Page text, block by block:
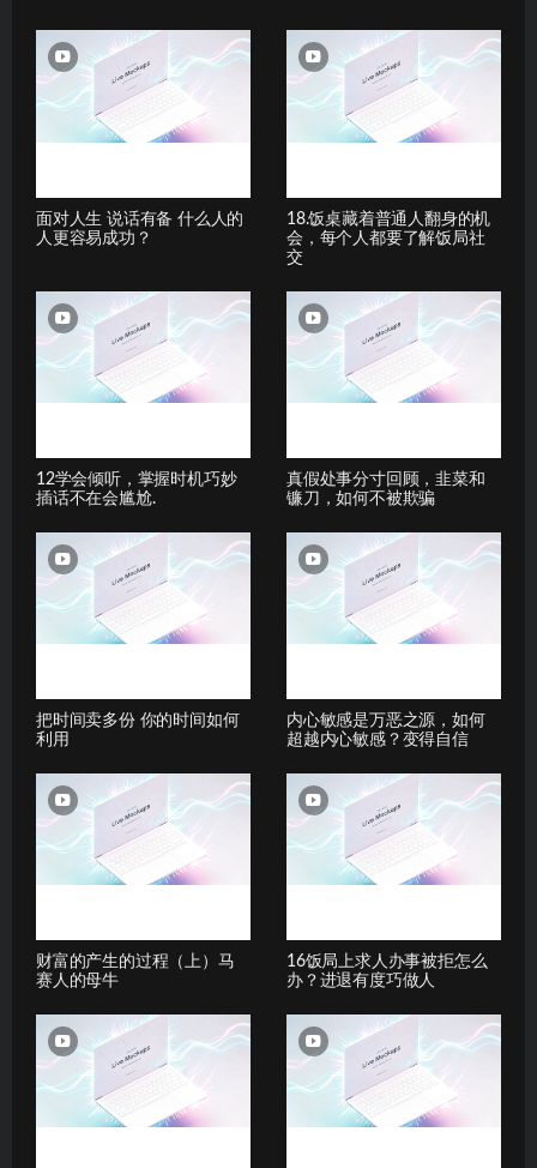
面对人生 说话有备 什么人的
人更容易成功？
18.饭桌藏着普通人翻身的机
会，每个人都要了解饭局社
交
12学会倾听，掌握时机巧妙
插话不在会尴尬.
真假处事分寸回顾，韭菜和
镰刀，如何不被欺骗
把时间卖多份 你的时间如何
利用
内心敏感是万恶之源，如何
超越内心敏感？变得自信
财富的产生的过程（上）马
赛人的母牛
16饭局上求人办事被拒怎么
办？进退有度巧做人